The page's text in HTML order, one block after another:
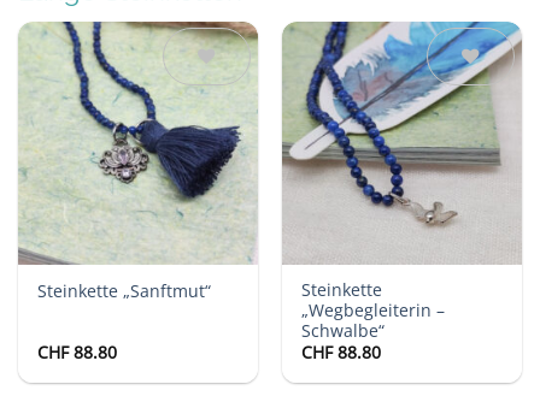
Auf die
Wunschliste
Steinkette „Sanftmut“
CHF88.80
Auf die
Wunschliste
Steinkette
„Wegbegleiterin –
Schwalbe“
CHF88.80